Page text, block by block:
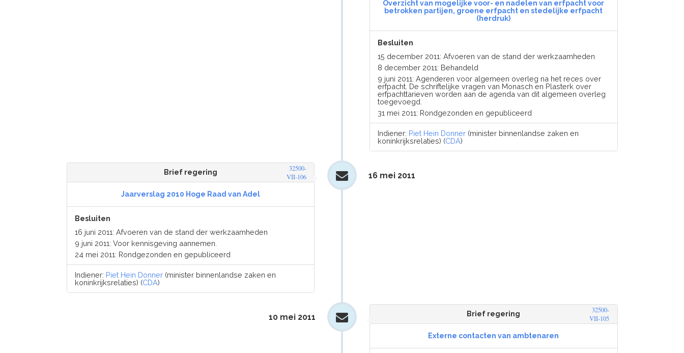
Overzicht van mogelijke voor- en nadelen van erfpacht voor
betrokken partijen, groene erfpacht en stedelijke erfpacht
(herdruk)
Besluiten
15 december 2011: Afvoeren van de stand der werkzaamheden
8 december 2011: Behandeld
9 juni 2011: Agenderen voor algemeen overleg na het reces over
erfpacht. De schriftelijke vragen van Monasch en Plasterk over
erfpachttarieven worden aan de agenda van dit algemeen overleg
toegevoegd.
31 mei 2011: Rondgezonden en gepubliceerd
Indiener: Piet Hein Donner (minister binnenlandse zaken en
koninkrijksrelaties) (CDA)
Brief regering
32500-
VII-106
Jaarverslag 2010 Hoge Raad van Adel
Besluiten
16 juni 2011: Afvoeren van de stand der werkzaamheden
9 juni 2011: Voor kennisgeving aannemen.
24 mei 2011: Rondgezonden en gepubliceerd
Indiener: Piet Hein Donner(minister binnenlandse zaken en
koninkrijksrelaties) (CDA)
16 mei 2011
Brief regering
32500-
VII-105
Externe contacten van ambtenaren
10 mei 2011